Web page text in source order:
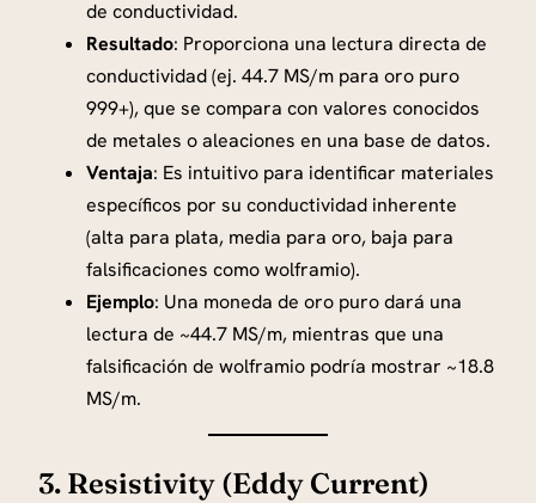
de conductividad.
Resultado: Proporciona una lectura directa de
conductividad (ej. 44.7 MS/m para oro puro
999+), que se compara con valores conocidos
de metales o aleaciones en una base de datos.
Ventaja: Es intuitivo para identificar materiales
específicos por su conductividad inherente
(alta para plata, media para oro, baja para
falsificaciones como wolframio).
Ejemplo: Una moneda de oro puro dará una
lectura de ~44.7 MS/m, mientras que una
falsificación de wolframio podría mostrar ~18.8
MS/m.
3. Resistivity (Eddy Current)